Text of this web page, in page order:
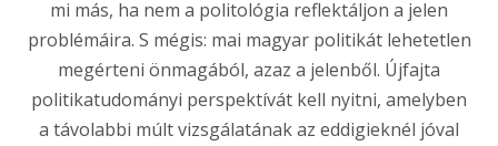
mi más, ha nem a politológia reflektáljon a jelen
problémáira. S mégis: mai magyar politikát lehetetlen
megérteni önmagából, azaz a jelenből. Újfajta
politikatudományi perspektívát kell nyitni, amelyben
a távolabbi múlt vizsgálatának az eddigieknél jóval